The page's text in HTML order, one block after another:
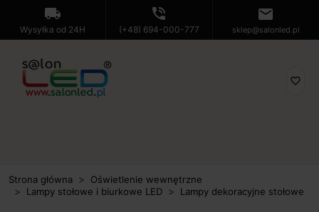
local_shipping
Wysyłka od 24H
phone_in_talk
(+48) 694-000-777
mail
sklep@salonled.pl
favorite_border
Strona główna
Oświetlenie wewnętrzne
Lampy stołowe i biurkowe LED
Lampy dekoracyjne stołowe